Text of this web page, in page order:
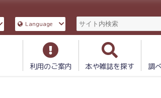
Language
利用のご案内 本や雑誌を探す 調